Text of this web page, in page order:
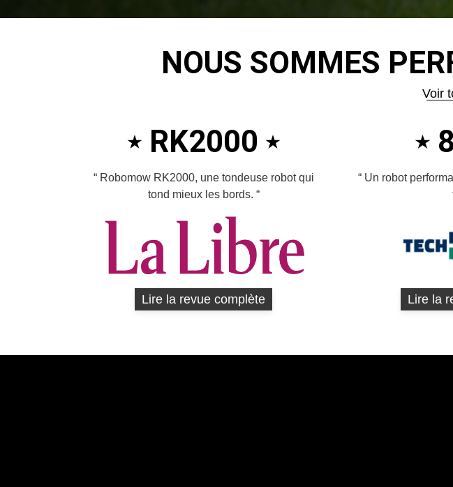
NOUS SOMMES
Voir
RK2000
Robomow RK2000, une tondeuse robot qui
tond mieux les bords.
Lire la revue complète
Un robot
Lire la